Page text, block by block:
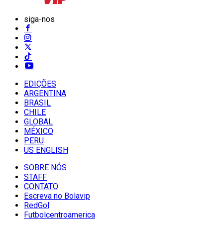
siga-nos
EDIÇÕES
ARGENTINA
BRASIL
CHILE
GLOBAL
MÉXICO
PERU
US ENGLISH
SOBRE NÓS
STAFF
CONTATO
Escreva no Bolavip
RedGol
Futbolcentroamerica